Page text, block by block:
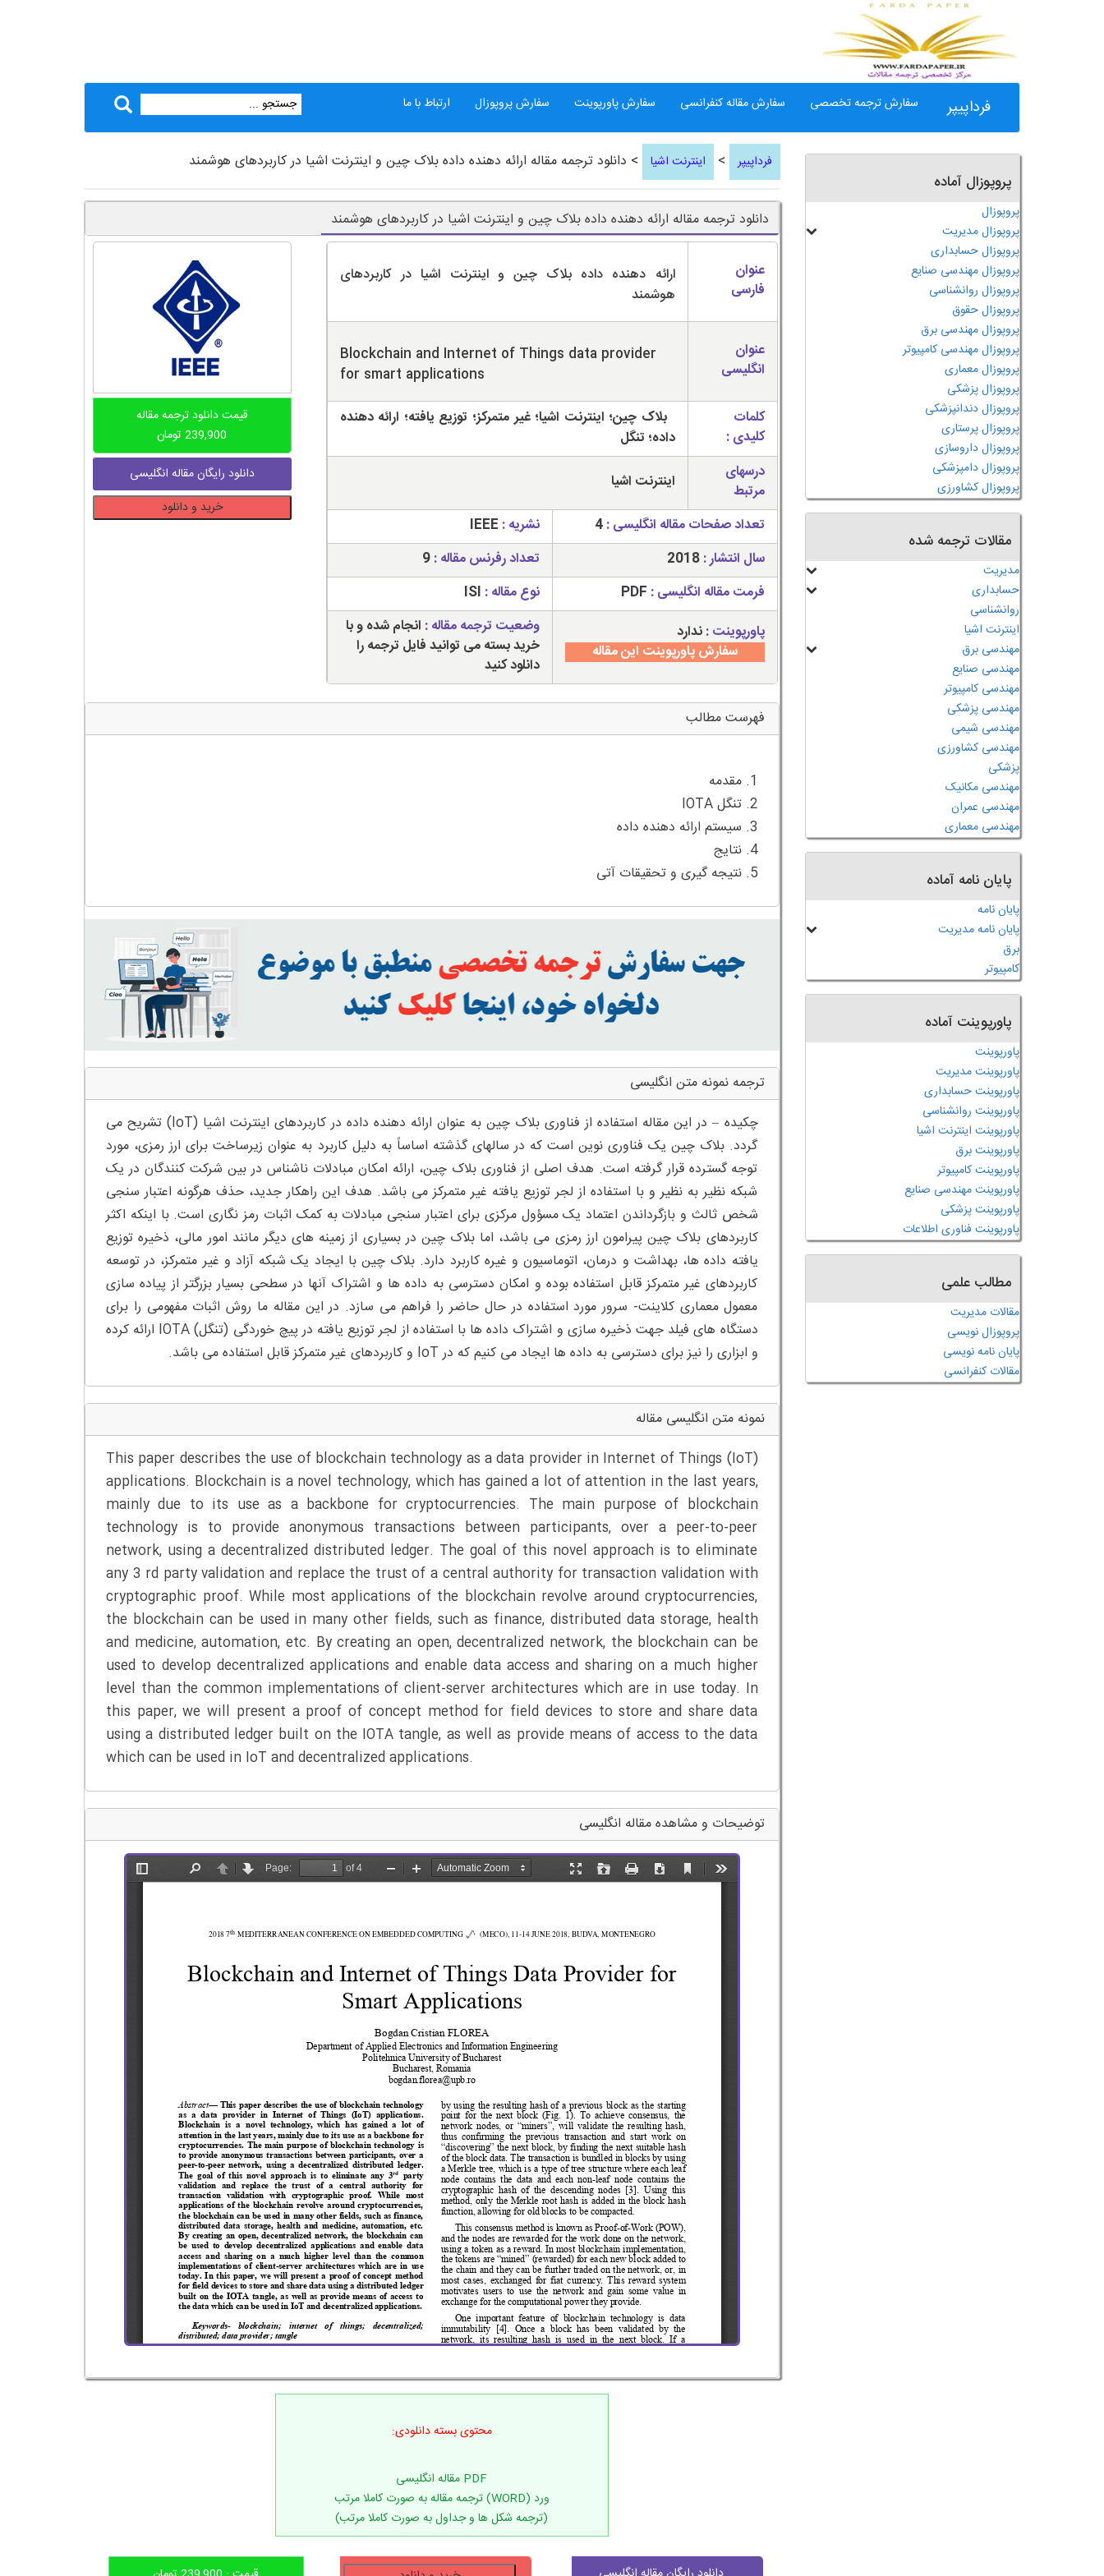
فرداپیپر سفارش ترجمه تخصصی سفارش مقاله کنفرانسی سفارش پاورپوینت سفارش پروپوزال ارتباط با ما
فرداپیپر > اینترنت اشیا > دانلود ترجمه مقاله ارائه دهنده داده بلاک چین و اینترنت اشیا در کاربردهای هوشمند
دانلود ترجمه مقاله ارائه دهنده داده بلاک چین و اینترنت اشیا در کاربردهای هوشمند
عنوان
فارسی
ارائه دهنده داده بلاک چین و اینترنت اشیا در کاربردهای
هوشمند
عنوان
انگلیسی
Blockchain and Internet of Things data provider
for smart applications
کلمات
کلیدی :
بلاک چین؛ اینترنت اشیا؛ غیر متمرکز؛ توزیع یافته؛ ارائه دهنده
داده؛ تنگل
درسهای
مرتبط
اینترنت اشیا
تعداد صفحات مقاله انگلیسی :4 نشریه : IEEE
سال انتشار :2018 تعداد رفرنس مقاله :9
فرمت مقاله انگلیسی : PDF نوع مقاله : ISI
پاورپوینت :ندارد
سفارش پاورپوینت این مقاله
وضعیت ترجمه مقاله : انجام شده و با
خرید بسته می توانید فایل ترجمه را
دانلود کنید
قیمت دانلود ترجمه مقاله
239,900 تومان
دانلود رایگان مقاله انگلیسی
ترجمه
اشیا
کاربردهای
خرید و دانلود
فهرست مطالب
5. نتیجه گیری و تحقیقات آتی
ترجمه نمونه متن انگلیسی
چکیده – در این مقاله استفاده از فناوری بلاک چین به عنوان ارائه دهنده داده در کاربردهای اینترنت اشیا (IoT) تشریح می
گردد. بلاک چین یک فناوری نوین است که در سالهای گذشته اساساً به دلیل کاربرد به عنوان زیرساخت برای ارز رمزی، مورد
توجه گسترده قرار گرفته است. هدف اصلی از فناوری بلاک چین، ارائه امکان مبادلات ناشناس در بین شرکت کنندگان در یک
شبکه نظیر به نظیر و با استفاده از لجر توزیع یافته غیر متمرکز می باشد. هدف این راهکار جدید، حذف هرگونه اعتبار سنجی
شخص ثالث و بازگرداندن اعتماد یک مسؤول مرکزی برای اعتبار سنجی مبادلات به کمک اثبات رمز نگاری است. با اینکه اکثر
کاربردهای بلاک چین پیرامون ارز رمزی می باشد، اما بلاک چین در بسیاری از زمینه های دیگر مانند امور مالی، ذخیره توزیع
یافته داده ها، بهداشت و درمان، اتوماسیون و غیره کاربرد دارد. بلاک چین با ایجاد یک شبکه آزاد و غیر متمرکز، در توسعه
کاربردهای غیر متمرکز قابل استفاده بوده و امکان دسترسی به داده ها و اشتراک آنها در سطحی بسیار بزرگتر از پیاده سازی
معمول معماری کلاینت- سرور مورد استفاده در حال حاضر را فراهم می سازد. در این مقاله ما روش اثبات مفهومی را برای
دستگاه های فیلد جهت ذخیره سازی و اشتراک داده ها با استفاده از لجر توزیع یافته در پیچ خوردگی (تنگل) IOTA ارائه کرده
و ابزاری را نیز برای دسترسی به داده ها ایجاد می کنیم که در IoT و کاربردهای غیر متمرکز قابل استفاده می باشد.
نمونه متن انگلیسی مقاله
This paper describes the use of blockchain technology as a data provider in Internet of Things (IoT)
applications. Blockchain is a novel technology, which has gained a lot of attention in the last years,
mainly due to its use as a backbone for cryptocurrencies. The main purpose of blockchain
technology is to provide anonymous transactions between participants, over a peer-to-peer
network, using a decentralized distributed ledger. The goal of this novel approach is to eliminate
any 3 rd party validation and replace the trust of a central authority for transaction validation with
cryptographic proof. While most applications of the blockchain revolve around cryptocurrencies,
the blockchain can be used in many other fields, such as finance, distributed data storage, health
and medicine, automation, etc. By creating an open, decentralized network, the blockchain can be
used to develop decentralized applications and enable data access and sharing on a much higher
level than the common implementations of client-server architectures which are in use today. In
this paper, we will present a proof of concept method for field devices to store and share data
using a distributed ledger built on the IOTA tangle, as well as provide means of access to the data
which can be used in IoT and decentralized applications.
توضیحات و مشاهده مقاله انگلیسی
محتوی بسته دانلودی:
(ترجمه شکل ها و جداول به صورت کاملا مرتب)
پروپوزال آماده
پروپوزال
پروپوزال مدیریت
پروپوزال حسابداری
پروپوزال مهندسی صنایع
پروپوزال روانشناسی
پروپوزال حقوق
پروپوزال مهندسی برق
پروپوزال مهندسی کامپیوتر
پروپوزال معماری
پروپوزال پزشکی
پروپوزال دندانپزشکی
پروپوزال پرستاری
پروپوزال داروسازی
پروپوزال دامپزشکی
پروپوزال کشاورزی
مقالات ترجمه شده
مدیریت
حسابداری
روانشناسی
اینترنت اشیا
مهندسی برق
مهندسی صنایع
مهندسی کامپیوتر
مهندسی پزشکی
مهندسی شیمی
مهندسی کشاورزی
پزشکی
مهندسی مکانیک
مهندسی عمران
مهندسی معماری
پایان نامه آماده
پایان نامه
پایان نامه مدیریت
برق
کامپیوتر
پاورپوینت آماده
پاورپوینت
پاورپوینت مدیریت
پاورپوینت حسابداری
پاورپوینت روانشناسی
پاورپوینت اینترنت اشیا
پاورپوینت برق
پاورپوینت کامپیوتر
پاورپوینت مهندسی صنایع
پاورپوینت پزشکی
پاورپوینت فناوری اطلاعات
مطالب علمی
مقالات مدیریت
پروپوزال نویسی
پایان نامه نویسی
مقالات کنفرانسی